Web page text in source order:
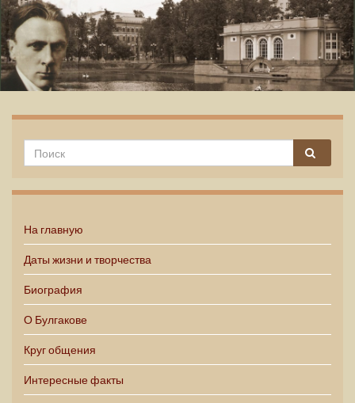
На главную
Даты жизни и творчества
Биография
О Булгакове
Круг общения
Интересные факты